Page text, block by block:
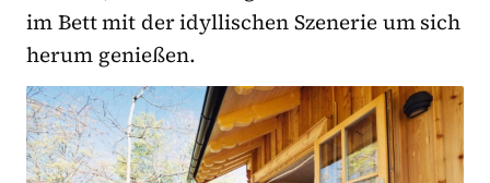
im Bett mit der idyllischen Szenerie um sich
herum genießen.